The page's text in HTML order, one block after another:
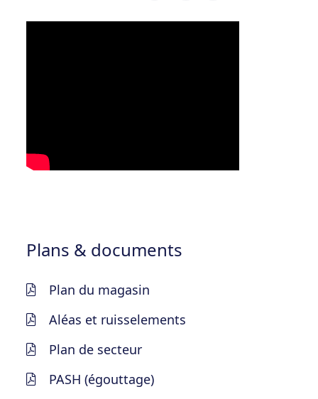
Plans & documents
Plan du magasin
Aléas et ruisselements
Plan de secteur
PASH (égouttage)